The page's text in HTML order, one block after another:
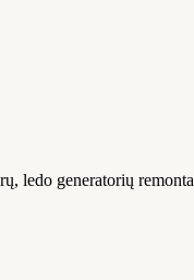
ledo generatorių